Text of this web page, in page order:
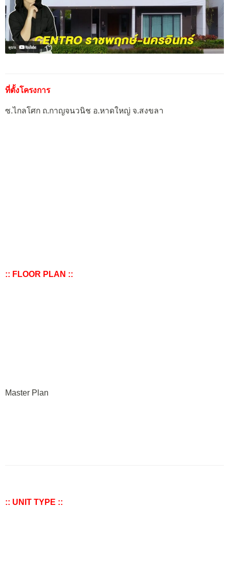
ที่ตั้งโครงการ
ซ.ไกลโศก ถ.กาญจนวนิช อ.หาดใหญ่ จ.สงขลา
:: FLOOR PLAN ::
Master Plan
:: UNIT TYPE ::